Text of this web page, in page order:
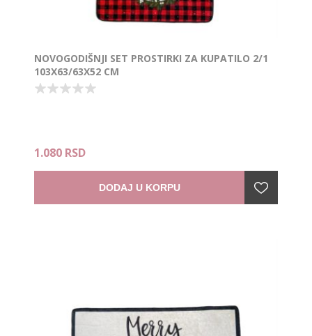
NOVOGODIŠNJI SET PROSTIRKI ZA KUPATILO 2/1
103X63/63X52 CM
1.080 RSD
DODAJ U KORPU